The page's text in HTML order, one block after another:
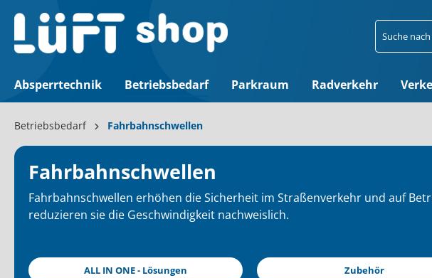
Absperrtechnik Betriebsbedarf Parkraum Radverkehr
Betriebsbedarf Fahrbahnschwellen
Fahrbahnschwellen
Fahrbahnschwellen erhöhen die Sicherheit im Straßenverkehr und auf
reduzieren sie die Geschwindigkeit nachweislich.
ALL IN ONE - Lösungen Zubehör